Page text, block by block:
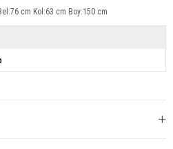
cm Kol:63 cm Boy:150 cm